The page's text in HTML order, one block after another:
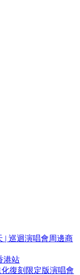
| 巡迴演唱會周邊商
港站
復刻限定版演唱會